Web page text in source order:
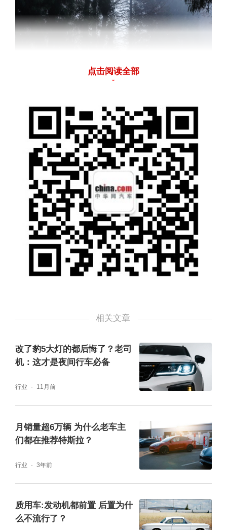
要在市场当中打造一台好车，前提肯定需要一
个“好底子”来做基础。作为吉利BMA模块化架
构下的首款SUV，缤越被赋予了出色的三大件
水平，同级领先的智能化装备，和较高的空间
利用率等诸多特点。
别看它是一台SUV，如果你需要足够热血的驾
控体验，这台缤越能够毫无保留的全部展现给
来领先同级的性能表现，最大马力177匹，最
百公里加速7.9秒。这套黄金动力组合就是取悦
你的秘诀，此外这台发动机的四大先进动力技
实际表现当中功不可没。
点击阅读全部
相关文章
改了豹5大灯的都后悔了？老司
机：这才是夜间行车必备
行业 11月前
月销量超6万辆 为什么老车主
们都在推荐特斯拉？
行业 3年前
质用车:发动机都前置 后置为什
么不流行了？